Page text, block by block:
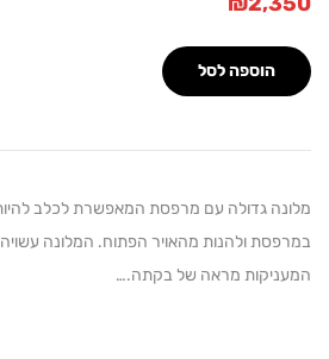
הוספה לסל
גדולה עם מרפסת המאפשרת לכלב להיות במקום
ולהנות מהאויר הפתוח. המלונה עשויה מעץ
מראה של בקתה.…